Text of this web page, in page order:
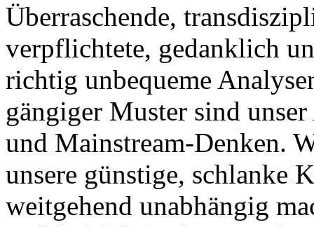
Überraschende,
verpflichtete, gedanklich
richtig unbequeme
gängiger Muster sind
und Mainstream-Denken.
unsere günstige, schlanke
weitgehend unabhängig